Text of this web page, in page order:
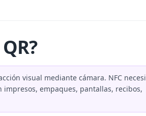
visual mediante cámara. NFC
empaques, pantallas, recibos,